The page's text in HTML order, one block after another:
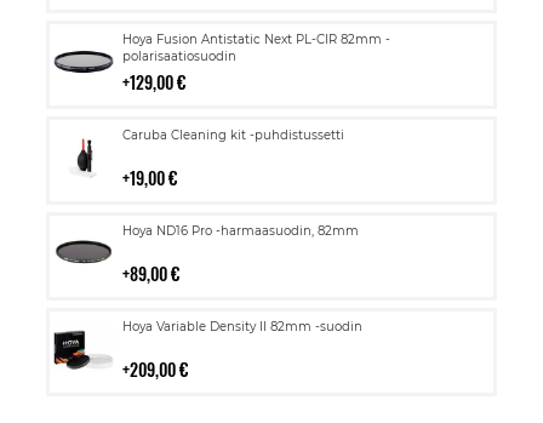
Hoya Fusion Antistatic Next PL-CIR 82mm -
polarisaatiosuodin
129,00 €
Lisää
ostoskoriin
Caruba Cleaning kit -puhdistussetti
19,00 €
Lisää
Hoya ND16 Pro -harmaasuodin, 82mm
89,00 €
Lisää
Hoya Variable Density II 82mm -suodin
209,00 €
Lisää